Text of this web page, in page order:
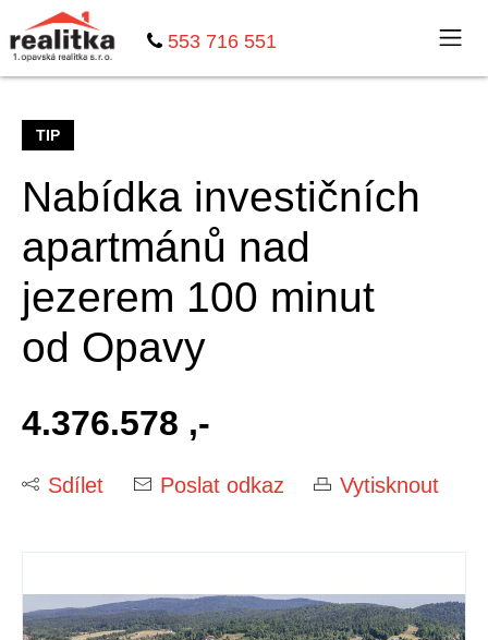
553 716 551
TIP
Nabídka investičních
apartmánů nad
jezerem 100 minut
od Opavy
4.376.578 ,-
Sdílet Poslat odkaz Vytisknout